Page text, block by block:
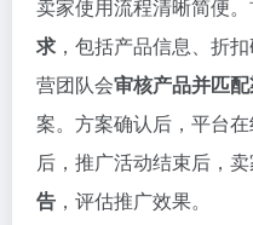
卖家使用流程清晰简便
求 ，包括产品信息、折
营团队会审核产品并匹
案。方案确认后，平台
后，推广活动结束后，
告 ，评估推广效果。